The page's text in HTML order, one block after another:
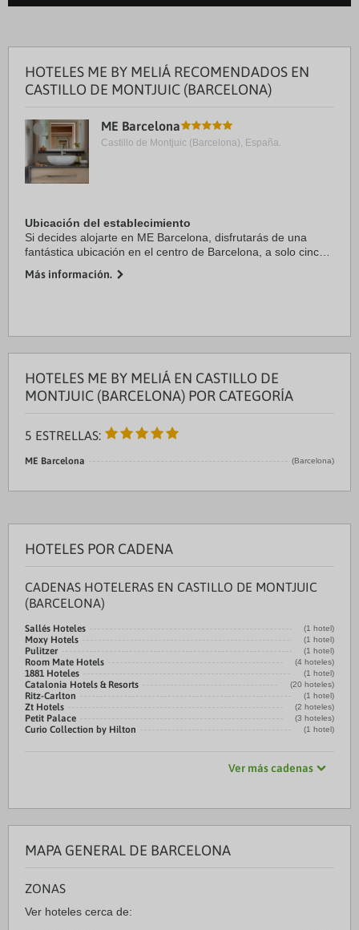
HOTELES ME BY MELIÁ RECOMENDADOS EN
CASTILLO DE MONTJUIC (BARCELONA)
ME Barcelona
Castillo de Montjuic (Barcelona), España.
Ubicación del establecimiento
Si decides alojarte en ME Barcelona, disfrutarás de una
fantástica ubicación en el centro de Barcelona, a solo cinco
este hotel de lujo se encuentra ...
Más información.
HOTELES ME BY MELIÁ EN CASTILLO DE
MONTJUIC (BARCELONA) POR CATEGORÍA
5 ESTRELLAS:
ME Barcelona (Barcelona)
HOTELES POR CADENA
CADENAS HOTELERAS EN CASTILLO DE MONTJUIC
(BARCELONA)
Sallés Hoteles (1 hotel)
Moxy Hotels (1 hotel)
Pulitzer (1 hotel)
Room Mate Hotels (4 hoteles)
1881 Hoteles (1 hotel)
Catalonia Hotels & Resorts (20 hoteles)
Ritz-Carlton (1 hotel)
Zt Hotels (2 hoteles)
Petit Palace (3 hoteles)
Curio Collection by Hilton (1 hotel)
Ver más cadenas
MAPA GENERAL DE BARCELONA
ZONAS
Ver hoteles cerca de: